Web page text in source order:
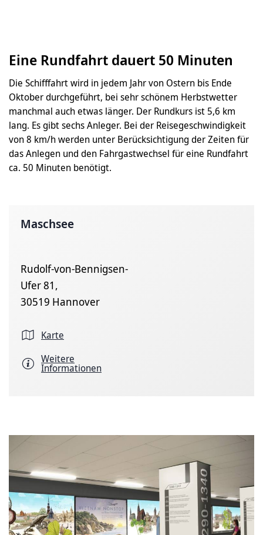
Eine Rundfahrt dauert 50 Minuten
Die Schifffahrt wird in jedem Jahr von Ostern bis Ende
Oktober durchgeführt, bei sehr schönem Herbstwetter
manchmal auch etwas länger. Der Rundkurs ist 5,6 km
lang. Es gibt sechs Anleger. Bei der Reisegeschwindigkeit
von 8 km/h werden unter Berücksichtigung der Zeiten für
das Anlegen und den Fahrgastwechsel für eine Rundfahrt
ca. 50 Minuten benötigt.
Maschsee
Rudolf-von-Bennigsen-
Ufer 81,
30519 Hannover
Karte
Weitere
Informationen